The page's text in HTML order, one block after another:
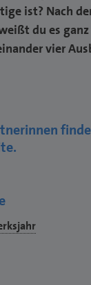
ist? Nach
du es
vier